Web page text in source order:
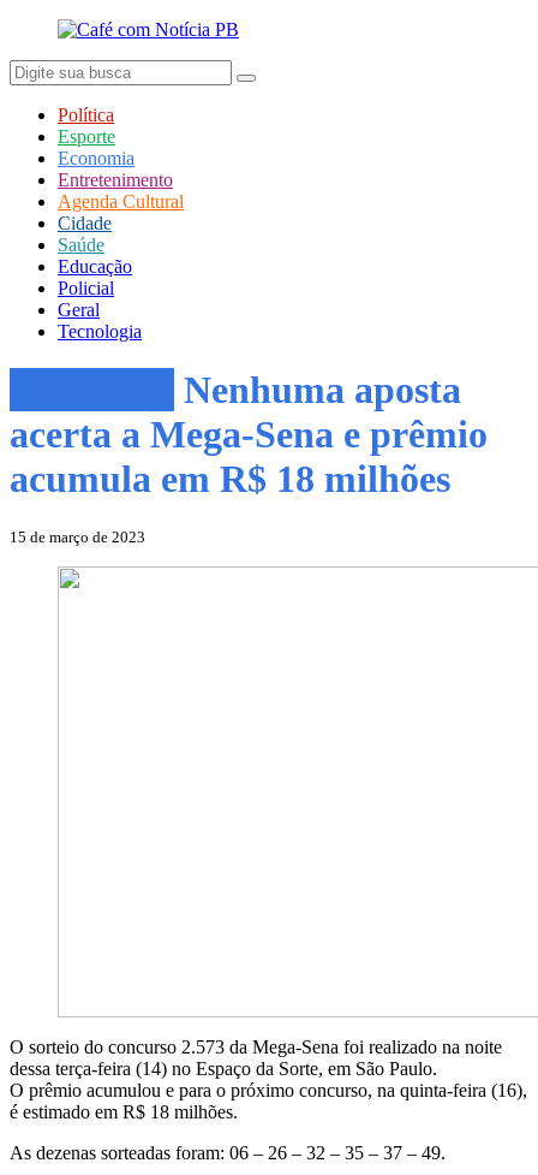
Política
Esporte
Economia
Entretenimento
Agenda Cultural
Cidade
Saúde
Educação
Policial
Geral
Tecnologia
Nenhuma aposta
acerta a Mega-Sena e prêmio
acumula em R$ 18 milhões
15 de março de 2023
O sorteio do concurso 2.573 da Mega-Sena foi realizado na noite
dessa terça-feira (14) no Espaço da Sorte, em São Paulo.
O prêmio acumulou e para o próximo concurso, na quinta-feira (16),
é estimado em R$ 18 milhões.
As dezenas sorteadas foram: 06 – 26 – 32 – 35 – 37 – 49.